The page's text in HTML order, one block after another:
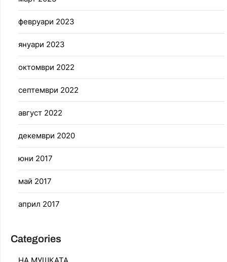
февруари 2023
януари 2023
октомври 2022
септември 2022
август 2022
декември 2020
юни 2017
май 2017
април 2017
Categories